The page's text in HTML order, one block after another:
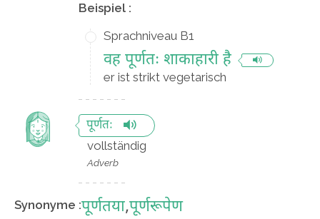
Beispiel :
Sprachniveau B1
वह पूर्णतः शाकाहारी है
er ist strikt vegetarisch
पूर्णतः
vollständig
Adverb
Synonyme :पूर्णतया,पूर्णरूपेण